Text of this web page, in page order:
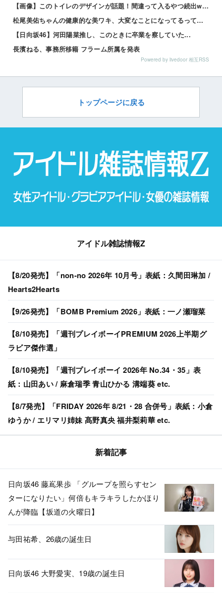
【画像】このトイレのデザインが話題！間違って入るやつ続出www 他
松尾美佑ちゃんの健康的な美ワキ、大変なことになってるって…
【日向坂46】河田陽菜推し、このときに卒業を察していた...
長濱ねる、事務所移籍 フラーム所属を発表
Powered by livedoor 相互RSS
トップページに戻る
アイドル雑誌情報Z
【8/20発売】「non-no 2026年 10月号」表紙：久間田琳加 /
Hearts2Hearts
【9/26発売】「BOMB Premium 2026」表紙：一ノ瀬瑠菜
【8/10発売】「週刊プレイボーイPREMIUM 2026上半期グ
ラビア傑作選」
【8/10発売】「週刊プレイボーイ 2026年 No.34・35」表
紙：山田あい / 麻倉瑞季 青山ひかる 溝端葵 etc.
【8/7発売】「FRIDAY 2026年 8/21・28 合併号」表紙：小倉
ゆうか / エリマリ姉妹 髙野真央 福井梨莉華 etc.
新着記事
日向坂46 藤嶌果歩 「グループを照らすセン
ターになりたい」何倍もキラキラしたかほり
んが降臨【坂道の火曜日】
与田祐希、26歳の誕生日
日向坂46 大野愛実、19歳の誕生日